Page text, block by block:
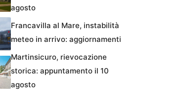
agosto
Francavilla al Mare, instabilità
meteo in arrivo: aggiornamenti
Martinsicuro, rievocazione
storica: appuntamento il 10
agosto